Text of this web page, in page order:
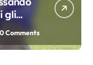
gli
0 Comments